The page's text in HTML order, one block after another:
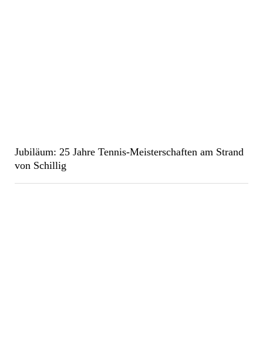
Jubiläum: 25 Jahre Tennis-Meisterschaften am Strand
von Schillig